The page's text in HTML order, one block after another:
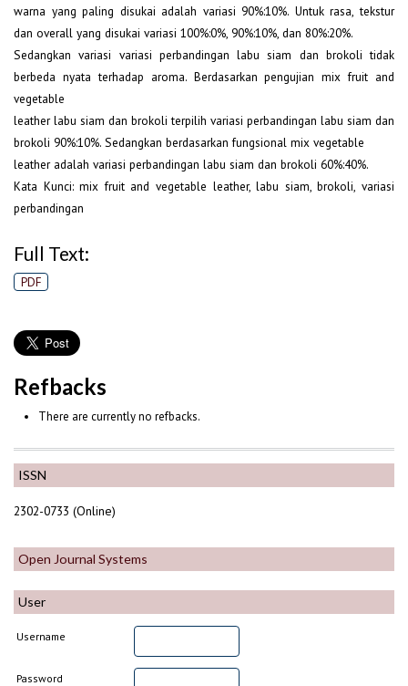
ISSN
2302-0733 (Online)
Open Journal Systems
User
Username
Password
warna yang paling disukai adalah variasi 90%:10%. Untuk rasa, tekstur
dan overall yang disukai variasi 100%:0%, 90%:10%, dan 80%:20%.
Sedangkan variasi variasi perbandingan labu siam dan brokoli tidak
berbeda nyata terhadap aroma. Berdasarkan pengujian mix fruit and
vegetable
leather labu siam dan brokoli terpilih variasi perbandingan labu siam dan
brokoli 90%:10%. Sedangkan berdasarkan fungsional mix vegetable
leather adalah variasi perbandingan labu siam dan brokoli 60%:40%.
Kata Kunci: mix fruit and vegetable leather, labu siam, brokoli, variasi
perbandingan
Full Text:
PDF
Refbacks
There are currently no refbacks.